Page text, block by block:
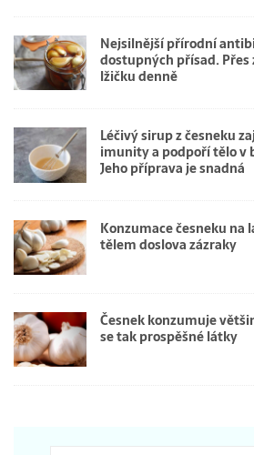
Nejsilnější přírodní
dostupných přísad.
lžičku denně
Léčivý sirup z česneku
imunity a podpoří tělo v
Jeho příprava je snadná
Konzumace česneku na
tělem doslova zázraky
Česnek konzumuje
se tak prospěšné látky